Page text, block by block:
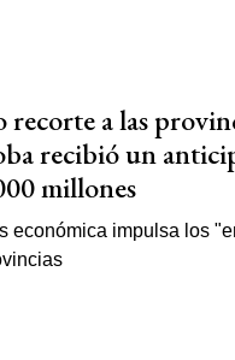
recorte a las
recibió un
millones